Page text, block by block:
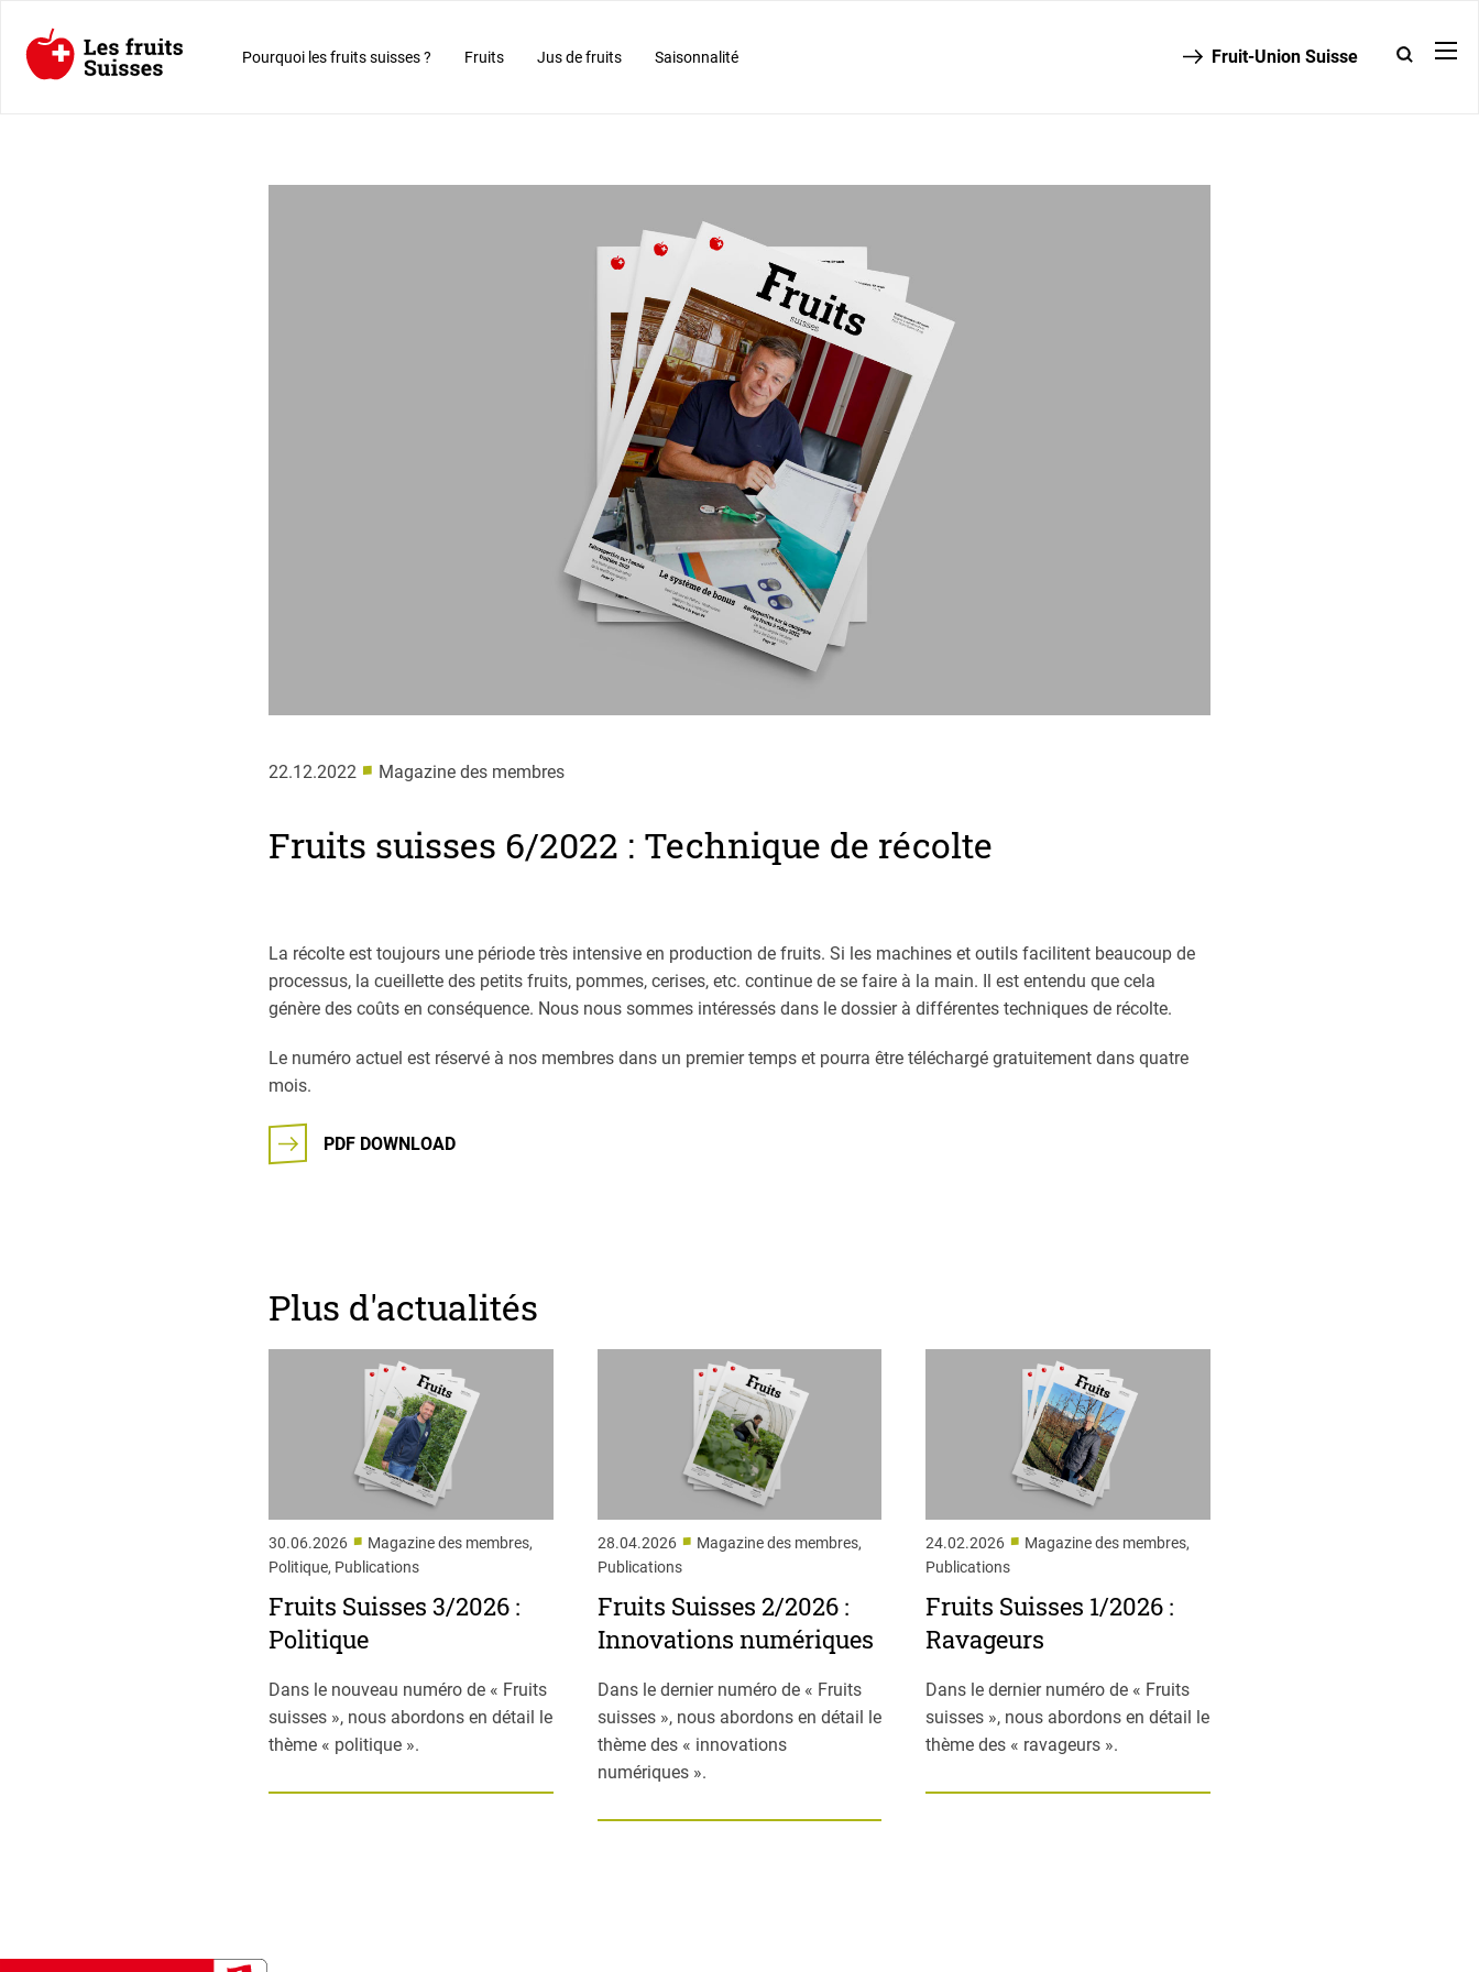
Pourquoi les fruits suisses ? Fruits Jus de fruits Saisonnalité Fruit-Union Suisse
22.12.2022 ■ Magazine des membres
Fruits suisses 6/2022 : Technique de récolte
La récolte est toujours une période très intensive en production de fruits. Si les machines et outils facilitent beaucoup de
processus, la cueillette des petits fruits, pommes, cerises, etc. continue de se faire à la main. Il est entendu que cela
génère des coûts en conséquence. Nous nous sommes intéressés dans le dossier à différentes techniques de récolte.
Le numéro actuel est réservé à nos membres dans un premier temps et pourra être téléchargé gratuitement dans quatre
mois.
PDF DOWNLOAD
Plus d'actualités
30.06.2026 ■ Magazine des membres,
Politique, Publications
Fruits Suisses 3/2026 :
Politique
Dans le nouveau numéro de « Fruits
suisses », nous abordons en détail le
thème « politique ».
28.04.2026 ■ Magazine des membres,
Publications
Fruits Suisses 2/2026 :
Innovations numériques
Dans le dernier numéro de « Fruits
suisses », nous abordons en détail le
thème des « innovations
numériques ».
24.02.2026 ■ Magazine des membres,
Publications
Fruits Suisses 1/2026 :
Ravageurs
Dans le dernier numéro de « Fruits
suisses », nous abordons en détail le
thème des « ravageurs ».